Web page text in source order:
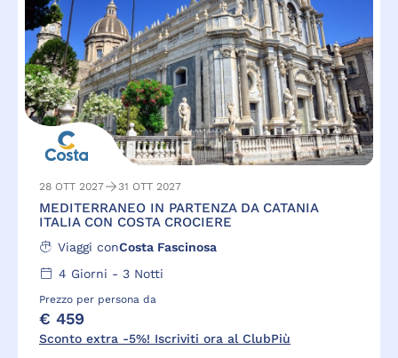
28 OTT 2027 31 OTT 2027
MEDITERRANEO IN PARTENZA DA CATANIA
ITALIA CON COSTA CROCIERE
Viaggi conCosta Fascinosa
4 Giorni - 3Notti
Prezzo per persona da
€ 459
Sconto extra -5%! Iscriviti ora al ClubPiù